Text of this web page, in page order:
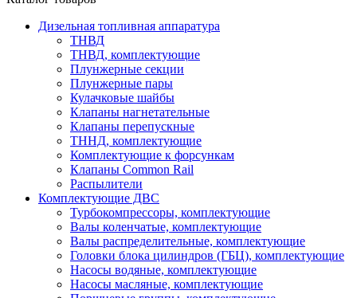
Дизельная топливная аппаратура
ТНВД
ТНВД, комплектующие
Плунжерные секции
Плунжерные пары
Кулачковые шайбы
Клапаны нагнетательные
Клапаны перепускные
ТННД, комплектующие
Комплектующие к форсункам
Клапаны Common Rail
Распылители
Комплектующие ДВС
Турбокомпрессоры, комплектующие
Валы коленчатые, комплектующие
Валы распределительные, комплектующие
Головки блока цилиндров (ГБЦ), комплектующие
Насосы водяные, комплектующие
Насосы масляные, комплектующие